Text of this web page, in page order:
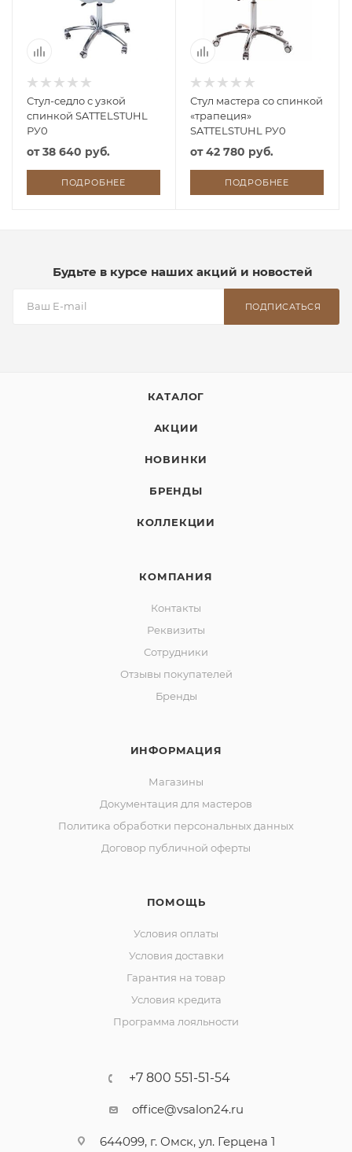
Стул-седло с узкой
спинкой SATTELSTUHL
РУ0
от38 640 руб.
ПОДРОБНЕЕ
Стул мастера со спинкой
«трапеция»
SATTELSTUHL РУ0
от42 780 руб.
ПОДРОБНЕЕ
Будьте в курсе наших акций и новостей
ПОДПИСАТЬСЯ
КАТАЛОГ
АКЦИИ
НОВИНКИ
БРЕНДЫ
КОЛЛЕКЦИИ
КОМПАНИЯ
Контакты
Реквизиты
Сотрудники
Отзывы покупателей
Бренды
ИНФОРМАЦИЯ
Магазины
Документация для мастеров
Политика обработки персональных данных
Договор публичной оферты
ПОМОЩЬ
Условия оплаты
Условия доставки
Гарантия на товар
Условия кредита
Программа лояльности
+7 800 551-51-54
office@vsalon24.ru
644099, г. Омск, ул. Герцена 1